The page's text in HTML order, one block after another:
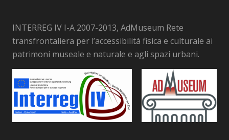
INTERREG IV I-A 2007-2013, AdMuseum Rete
transfrontaliera per l’accessibilità fisica e culturale ai
patrimoni museale e naturale e agli spazi urbani.